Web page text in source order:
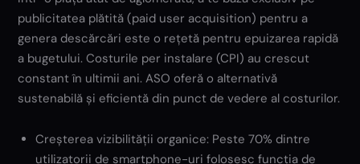
publicitatea plătită (paid user acquisition) pentru a
genera descărcări este o rețetă pentru epuizarea rapidă
a bugetului. Costurile per instalare (CPI) au crescut
constant în ultimii ani. ASO oferă o alternativă
sustenabilă și eficientă din punct de vedere al costurilor.
Creșterea vizibilității organice: Peste 70% dintre
utilizatorii de smartphone-uri folosesc funcția de